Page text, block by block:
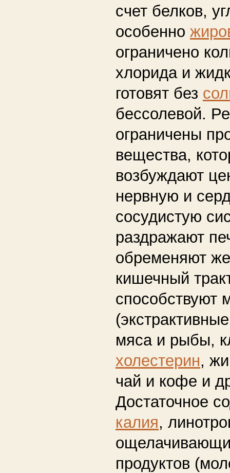
счет белков,
особенно
ограничено
хлорида и
готовят без
бессолевой.
ограничены
вещества,
возбуждают
нервную и
сосудистую
раздражают
обременяют
кишечный
способствуют
мяса и рыбы,
холестерин,
чай и кофе и
Достаточное
калия,
продуктов